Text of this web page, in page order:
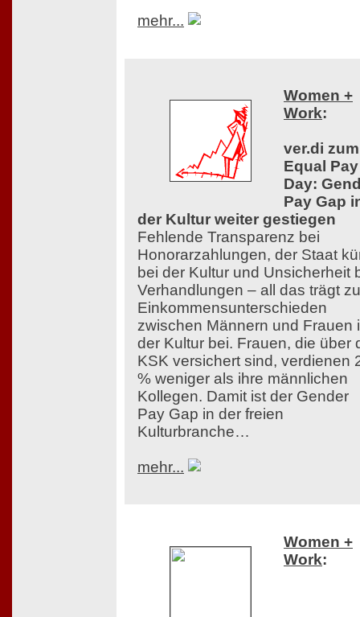
mehr...
Women +
Work:
ver.di zum
Equal Pay
Day:
Pay Gap
der Kultur weiter gestiegen
Fehlende Transparenz bei
Honorarzahlungen, der Staat
bei der Kultur und Unsicherheit
Verhandlungen – all das trägt zu
Einkommensunterschieden
zwischen Männern und Frauen
der Kultur bei. Frauen, die über
KSK versichert sind, verdienen
% weniger als ihre männlichen
Kollegen. Damit ist der Gender
Pay Gap in der freien
Kulturbranche…
mehr...
Women +
Work: